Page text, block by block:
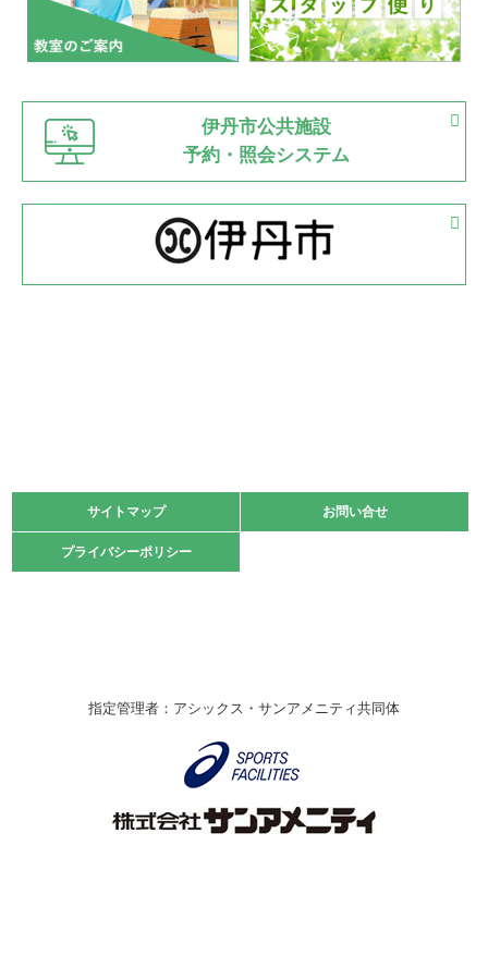
2022.07.03
市内総合体育大会が開始
緑ケ丘体育館 猪名川運動広場
古池運動広場
2022.06.12
県知事杯争奪バレーボール大会が開催
緑ケ丘体育館
2022.05.05
体育協会長杯 バドミントン競技の部
2022.05.22
緑ケ丘体育館
2021.10.23
卓球選手権大会ラージボールの部開催☆
伊丹市総合体育大会 バレーボール大会が開催されました
なわとびイベントを開催しました！
伊丹市公共施設
予約・照会システム
サイトマップ お問い合せ
プライバシーポリシー
サイトマップ お問い合せ
プライバシーポリシー
指定管理者：アシックス・サンアメニティ共同体